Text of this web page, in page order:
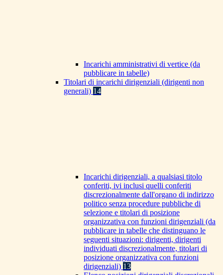
Incarichi amministrativi di vertice (da
pubblicare in tabelle)
Titolari di incarichi dirigenziali (dirigenti non
generali) 14
Incarichi dirigenziali, a qualsiasi titolo
conferiti, ivi inclusi quelli conferiti
discrezionalmente dall'organo di indirizzo
politico senza procedure pubbliche di
selezione e titolari di posizione
organizzativa con funzioni dirigenziali (da
pubblicare in tabelle che distinguano le
seguenti situazioni: dirigenti, dirigenti
individuati discrezionalmente, titolari di
posizione organizzativa con funzioni
dirigenziali) 13